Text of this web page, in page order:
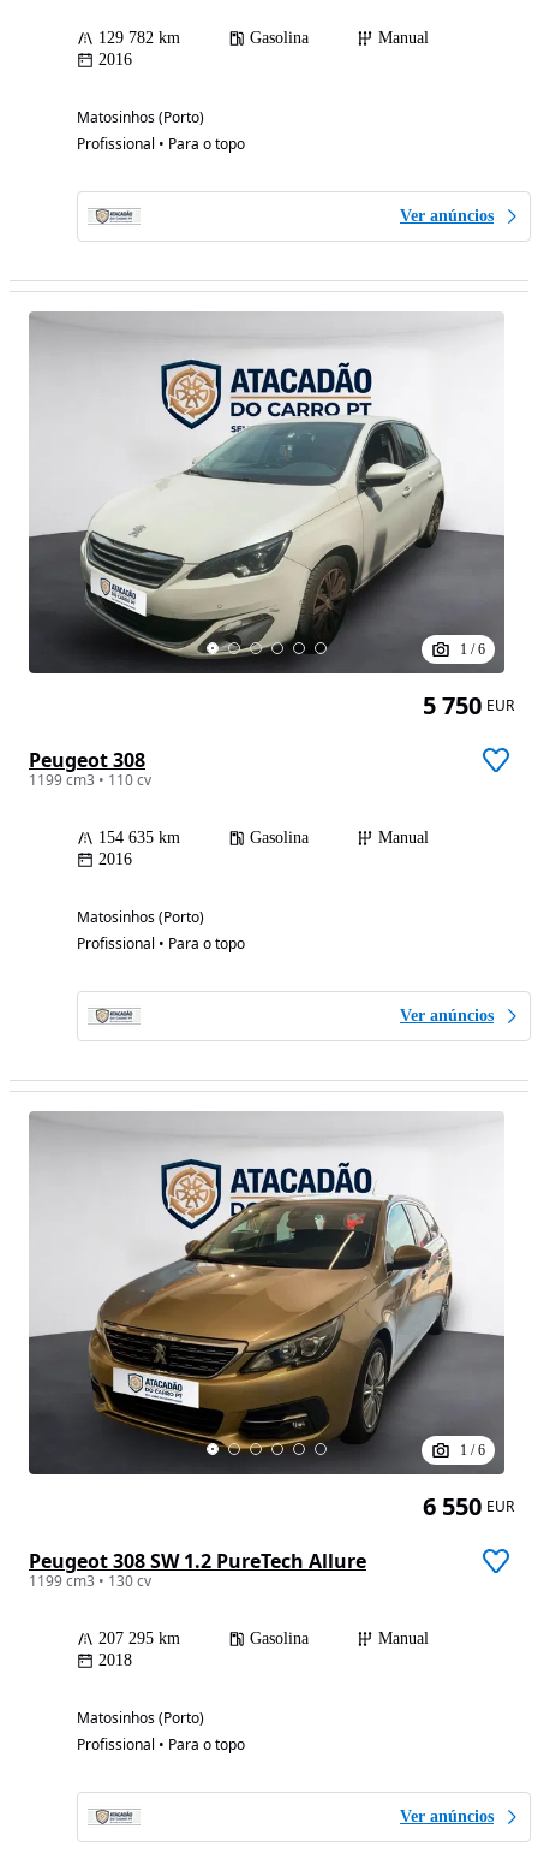
129 782 km Gasolina
Manual
2016
Matosinhos (Porto)
Profissional • Para o topo
Ver anúncios
1 /6
Peugeot 308
1199 cm3 • 110 cv
154 635 km Gasolina
Manual
2016
Matosinhos (Porto)
Profissional • Para o topo
Ver anúncios
5 750 EUR
1 /6
Peugeot 308 SW 1.2 PureTech Allure
1199 cm3 • 130 cv
207 295 km Gasolina
Manual
2018
Matosinhos (Porto)
Profissional • Para o topo
Ver anúncios
6 550 EUR